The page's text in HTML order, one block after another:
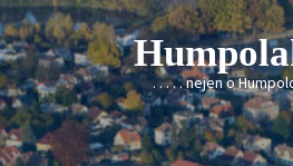
Skip
to
content
. . . . . nejen o